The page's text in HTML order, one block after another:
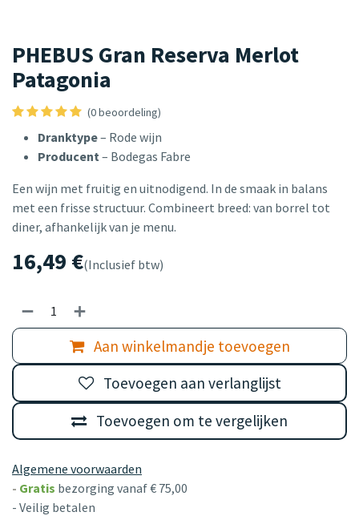
PHEBUS Gran Reserva Merlot
Patagonia
(0 beoordeling)
Dranktype– Rode wijn
Producent– Bodegas Fabre
Een wijn met fruitig en uitnodigend. In de smaak in balans
met een frisse structuur. Combineert breed: van borrel tot
diner, afhankelijk van je menu.
16,49 €(Inclusief btw)
Aan winkelmandje toevoegen
Toevoegen om te vergelijken
Toevoegen aan verlanglijst
Algemene voorwaarden
- Gratis bezorging vanaf € 75,00
- Veilig betalen